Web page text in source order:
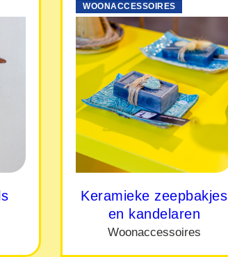
WOONACCESSOIRES
Keramieke zeepbakjes
en kandelaren
Woonaccessoires